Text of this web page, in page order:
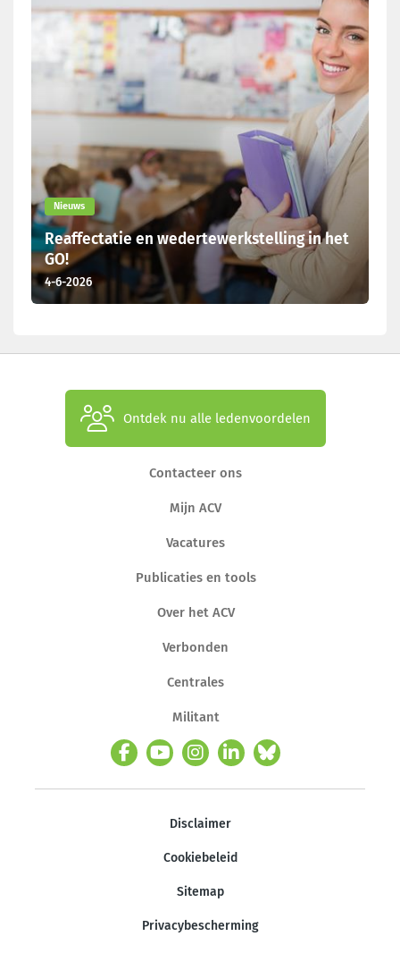
Nieuws
Reaffectatie en wedertewerkstelling in het
GO!
4-6-2026
Ontdek nu alle ledenvoordelen
Contacteer ons
Mijn ACV
Vacatures
Publicaties en tools
Over het ACV
Verbonden
Centrales
Militant
Disclaimer
Cookiebeleid
Sitemap
Privacybescherming